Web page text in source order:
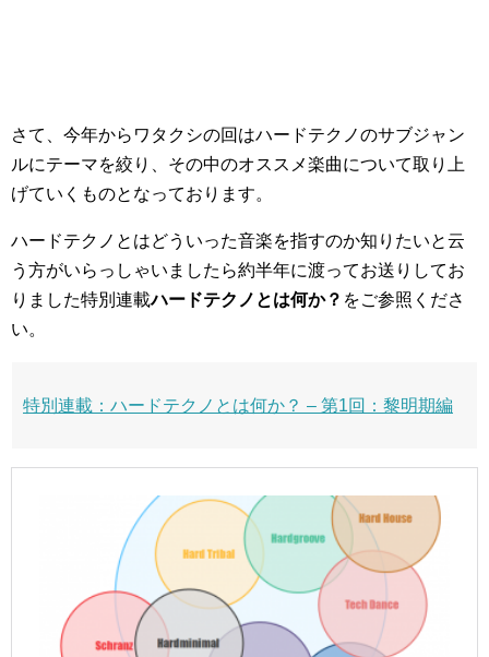
さて、今年からワタクシの回はハードテクノのサブジャン
ルにテーマを絞り、その中のオススメ楽曲について取り上
げていくものとなっております。
ハードテクノとはどういった音楽を指すのか知りたいと云
う方がいらっしゃいましたら約半年に渡ってお送りしてお
りました特別連載ハードテクノとは何か？ をご参照くださ
い。
特別連載：ハードテクノとは何か？ – 第1回：黎明期編